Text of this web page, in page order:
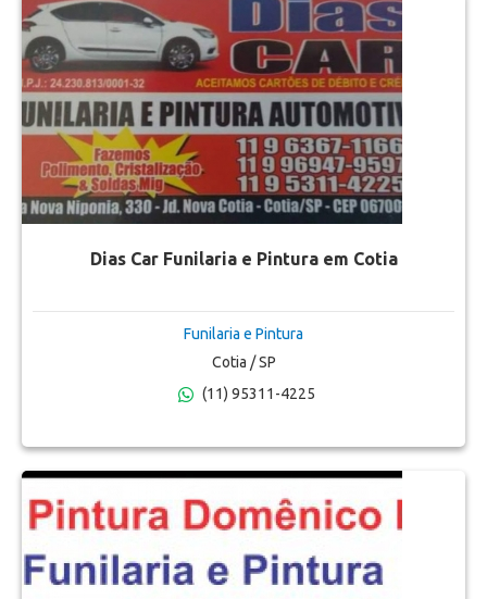
Dias Car Funilaria e Pintura em Cotia
Funilaria e Pintura
Cotia / SP
(11) 95311-4225